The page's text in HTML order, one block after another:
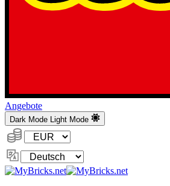
Angebote
Dark Mode Light Mode
Währung:
Sprache
ändern